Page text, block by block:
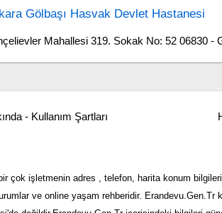
Gölbaşı Hasvak Devlet Hastanesi
Mahallesi 319. Sokak No: 52 06830 -
- Kullanım Şartları
çok işletmenin adres , telefon, harita konum
ve online yaşam rehberidir. Erandevu.Gen.Tr